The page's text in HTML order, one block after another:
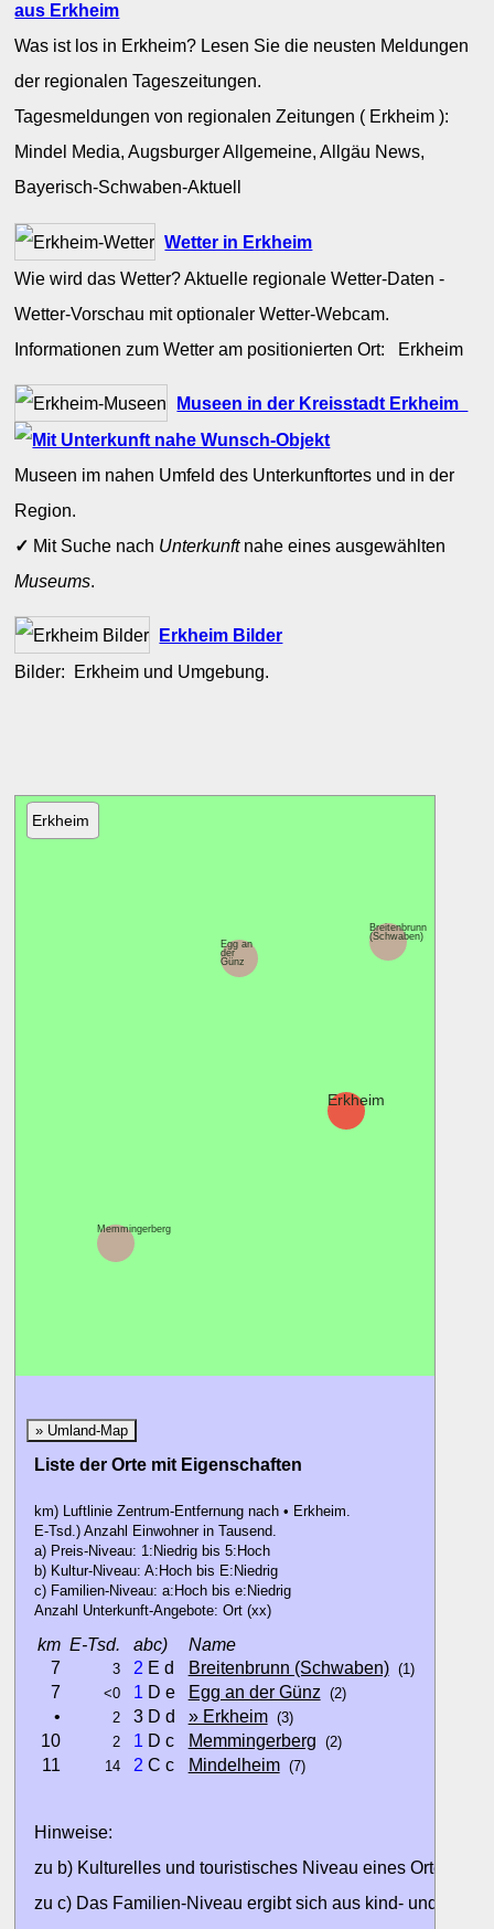
aus Erkheim
Was ist los in Erkheim? Lesen Sie die neusten Meldungen
der regionalen Tageszeitungen.
Tagesmeldungen von regionalen Zeitungen ( Erkheim ):
Mindel Media, Augsburger Allgemeine, Allgäu News,
Bayerisch-Schwaben-Aktuell
Wetter in Erkheim
Wie wird das Wetter? Aktuelle regionale Wetter-Daten -
Wetter-Vorschau mit optionaler Wetter-Webcam.
Informationen zum Wetter am positionierten Ort: Erkheim
Museen in der Kreisstadt Erkheim
Museen im nahen Umfeld des Unterkunftortes und in der
Region.
✓ Mit Suche nach Unterkunftnahe eines ausgewählten
Museums.
Erkheim Bilder
Bilder: Erkheim und Umgebung.
Erkheim
Egg an
der
Günz
Erkheim
Memmingerberg
Breitenbrunn
(Schwaben)
» Umland-Map
Liste der Orte mit Eigenschaften
km) Luftlinie Zentrum-Entfernung nach • Erkheim.
E-Tsd.) Anzahl Einwohner in Tausend.
a) Preis-Niveau: 1:Niedrig bis 5:Hoch
b) Kultur-Niveau: A:Hoch bis E:Niedrig
c) Familien-Niveau: a:Hoch bis e:Niedrig
Anzahl Unterkunft-Angebote: Ort (xx)
km E-Tsd. abc)
Name
7
3 2 E d Breitenbrunn (Schwaben) (1)
7 <0 1 D e Egg an der Günz (2)
• 2 3 D d » Erkheim (3)
10 2 1 D c Memmingerberg (2)
11 14 2 C c Mindelheim (7)
Hinweise:
zu b) Kulturelles und touristisches Niveau eines Ortes
zu c) Das Familien-Niveau ergibt sich aus kind- und